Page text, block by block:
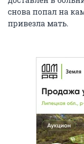
снова попал на
привезла мать.